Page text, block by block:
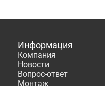
Информация
Компания
Новости
Вопрос-ответ
Монтаж